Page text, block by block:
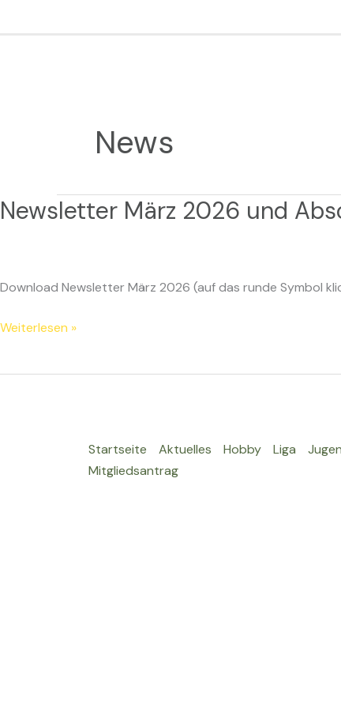
News
Newsletter März 2026 und
Download Newsletter März 2026 (auf das runde Symbol
Newsletter
Abschluss
Kreisklasse
Hobbyliga
Weiterlesen »
Startseite Aktuelles Hobby Liga
Mitgliedsantrag